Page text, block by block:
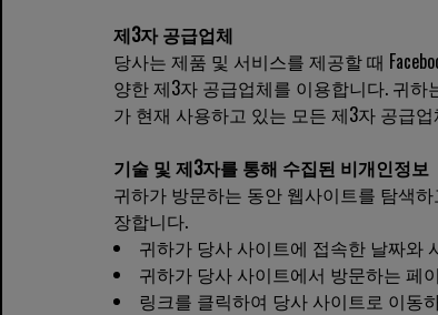
제3자 공급업체
당사는 제품 및 서비스를 제공할 때
양한 제3자 공급업체를 이용합니다. 귀
가 현재 사용하고 있는 모든 제3자 공급
기술 및 제3자를 통해 수집된 비개인정보
귀하가 방문하는 동안 웹사이트를 탐색
장합니다.
귀하가 당사 사이트에 접속한 날짜와
귀하가 당사 사이트에서 방문하는 페
링크를 클릭하여 당사 사이트로 이동